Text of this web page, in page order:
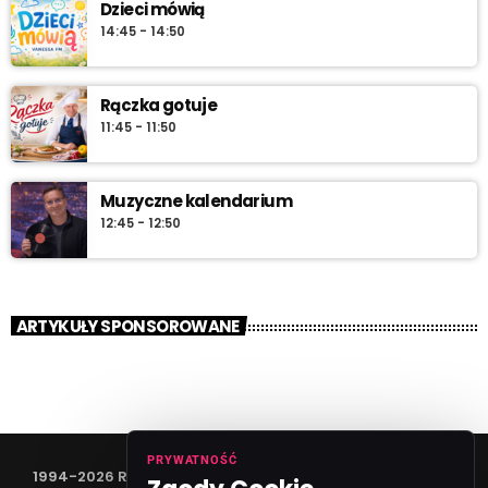
Dzieci mówią
14:45 - 14:50
Rączka gotuje
11:45 - 11:50
Muzyczne kalendarium
12:45 - 12:50
ARTYKUŁY SPONSOROWANE
1994-2026 RADIO VANESSA SPÓŁKA Z O.O
PRYWATNOŚĆ